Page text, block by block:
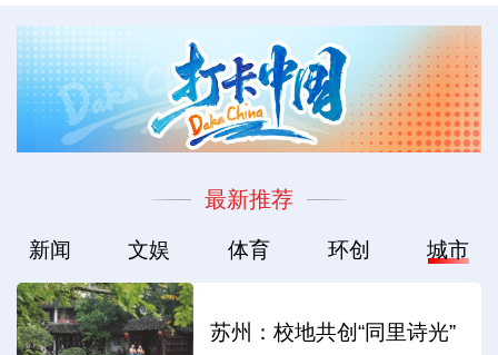
最新推荐
新闻 文娱 体育 环创 城市
苏州：校地共创“同里诗光”